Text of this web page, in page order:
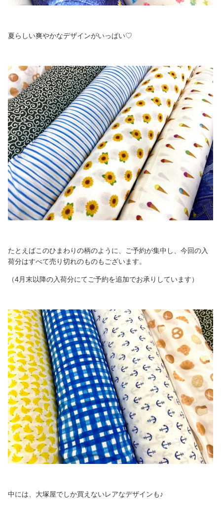
夏らしい爽やかなデザインがいっぱい♡
たとえばこのひまわりの柄のように、ご予約が集中し、今回の入
荷分はすべて売り切れのものもございます。
（4月末以降の入荷分にてご予約を追加でお承りしています）
中には、大塚屋でしか買えないレアなデザインも♪